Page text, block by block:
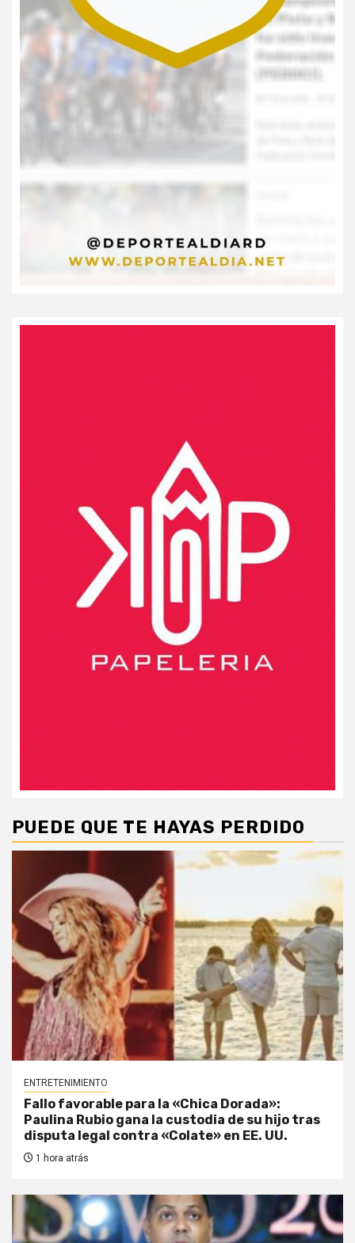
PUEDE QUE TE HAYAS PERDIDO
ENTRETENIMIENTO
Fallo favorable para la «Chica Dorada»:
Paulina Rubio gana la custodia de su hijo tras
disputa legal contra «Colate» en EE. UU.
1 hora atrás